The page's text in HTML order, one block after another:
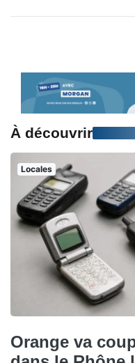
À découvrir
Locales
Orange va